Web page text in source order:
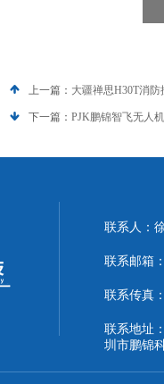
上一篇： 大疆禅思H30T消
下一篇： PJK鹏锦智飞无人
联系人：
联系邮箱
联系传真
联系地址
圳市鹏锦